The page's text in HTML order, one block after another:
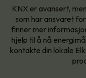
KNX er avansert,
som har ansvaret
finner mer
hjelp til å nå
kontakte din lokale